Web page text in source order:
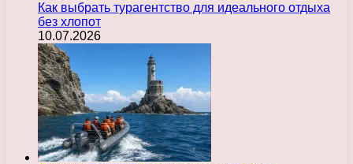
Как выбрать турагентство для идеального отдыха
без хлопот
10.07.2026